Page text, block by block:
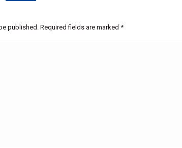
published. Required fields are marked*